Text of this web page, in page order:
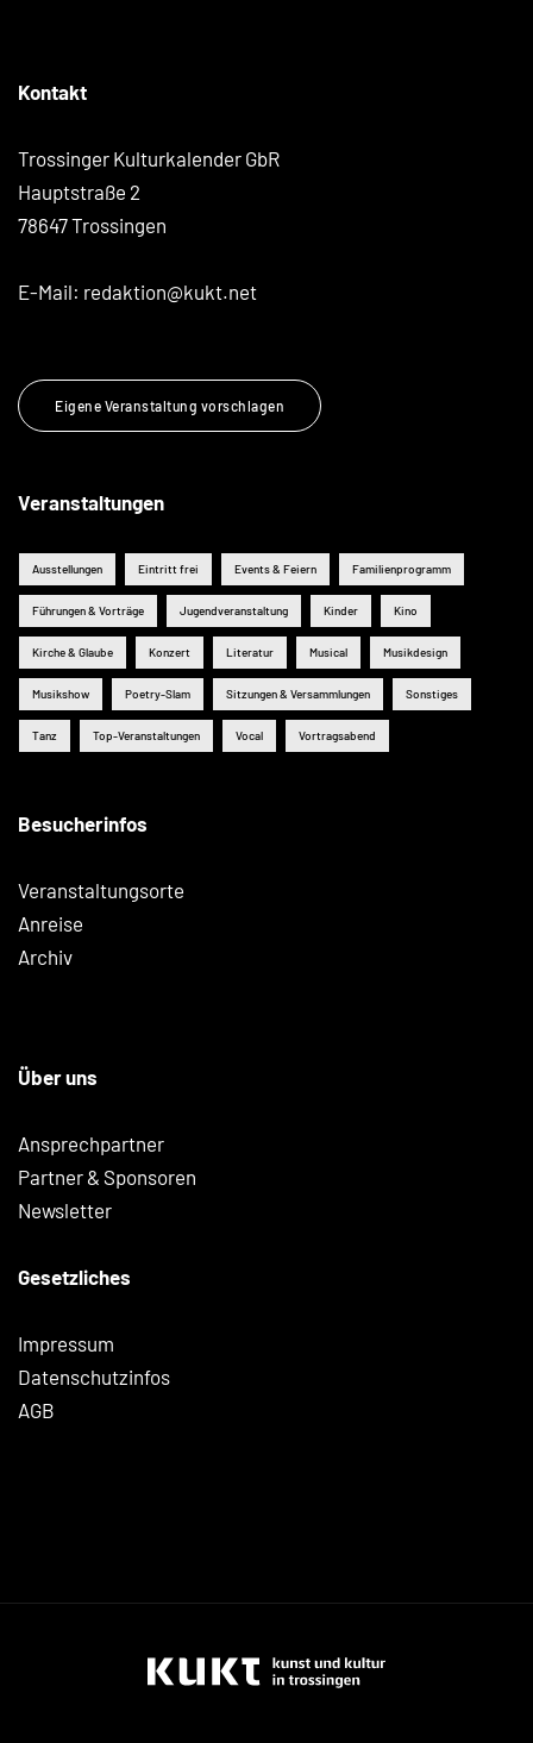
Kontakt
Trossinger Kulturkalender GbR
Hauptstraße 2
78647 Trossingen
E-Mail: redaktion@kukt.net
Eigene Veranstaltung vorschlagen
Veranstaltungen
Ausstellungen Eintritt frei Events & Feiern Familienprogramm
Führungen & Vorträge Jugendveranstaltung Kinder Kino
Kirche & Glaube Konzert Literatur Musical Musikdesign
Musikshow Poetry-Slam Sitzungen & Versammlungen Sonstiges
Tanz Top-Veranstaltungen Vocal Vortragsabend
Besucherinfos
Veranstaltungsorte
Anreise
Archiv
Über uns
Ansprechpartner
Partner & Sponsoren
Newsletter
Gesetzliches
Impressum
Datenschutzinfos
AGB